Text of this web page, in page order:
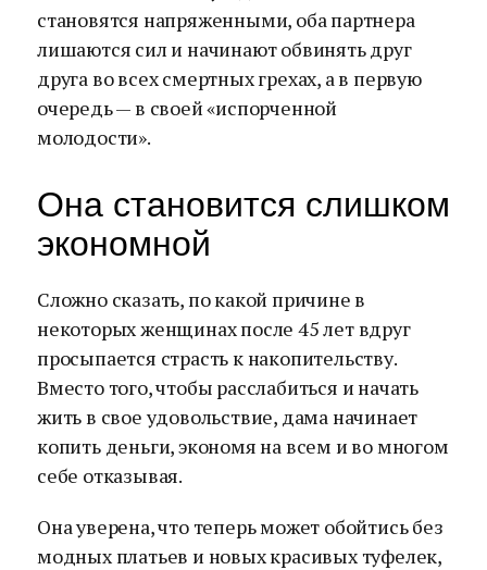
становятся напряженными, оба партнера
лишаются сил и начинают обвинять друг
друга во всех смертных грехах, а в первую
очередь — в своей «испорченной
молодости».
Она становится слишком
экономной
Сложно сказать, по какой причине в
некоторых женщинах после 45 лет вдруг
просыпается страсть к накопительству.
Вместо того, чтобы расслабиться и начать
жить в свое удовольствие, дама начинает
копить деньги, экономя на всем и во многом
себе отказывая.
Она уверена, что теперь может обойтись без
модных платьев и новых красивых туфелек,